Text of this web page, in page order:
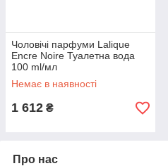
Чоловічі парфуми Lalique
Encre Noire Туалетна вода
100 ml/мл
Немає в наявності
1 612 ₴
Про нас